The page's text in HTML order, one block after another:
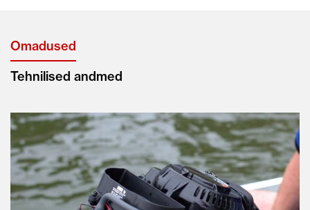
Omadused
Tehnilised andmed